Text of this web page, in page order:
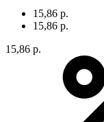
15,86 р.
15,86 р.
15,86 р.